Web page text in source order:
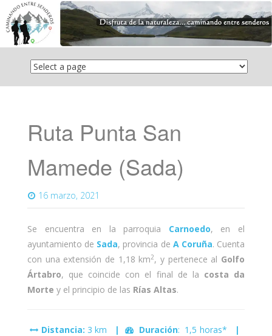
Saltar
contenido
Ruta Punta San
Mamede (Sada)
16 marzo, 2021
Se encuentra en la parroquia Carnoedo, en el
ayuntamiento de Sada, provincia de A Coruña. Cuenta
con una extensión de 1,18 km2, y pertenece al Golfo
Ártabro, que coincide con el final de la costa da
Morte y el principio de las Rías Altas.
Distancia: 3 km | Duración: 1,5 horas*
|